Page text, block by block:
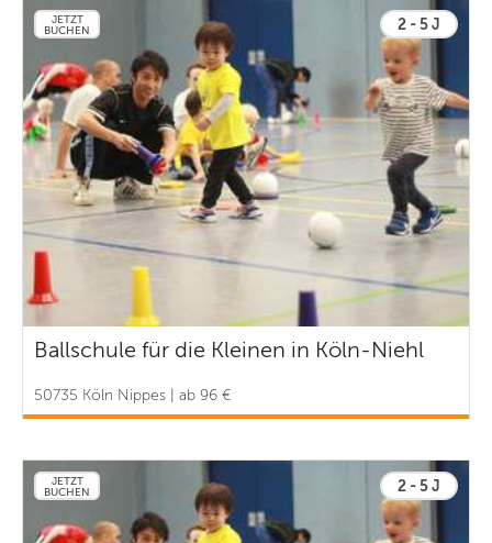
JETZT
BUCHEN
2 - 5 J
Ballschule für die Kleinen in Köln-Niehl
50735 Köln Nippes | ab 96 €
JETZT
BUCHEN
2 - 5 J